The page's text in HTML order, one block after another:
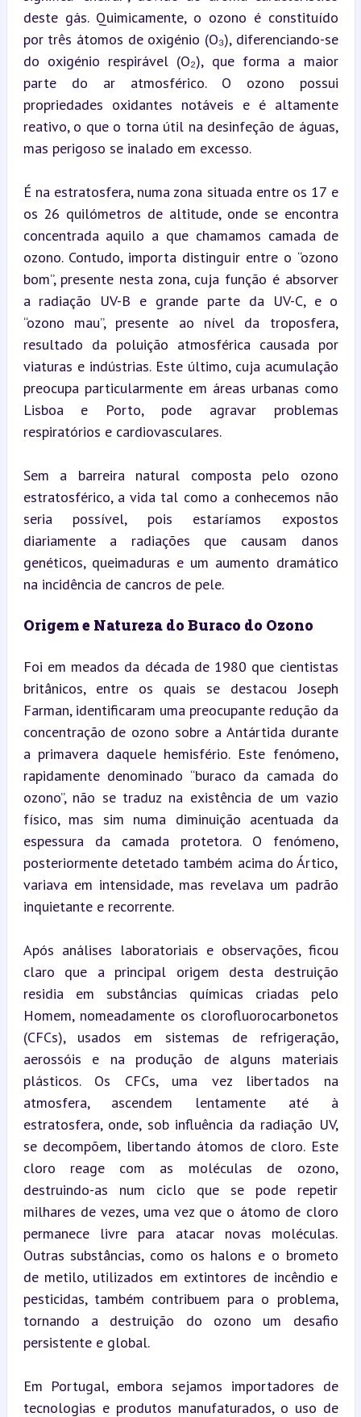
deste gás. Quimicamente, o ozono é constituído
por três átomos de oxigénio (O₃), diferenciando-se
do oxigénio respirável (O₂), que forma a maior
parte do ar atmosférico. O ozono possui
propriedades oxidantes notáveis e é altamente
reativo, o que o torna útil na desinfeção de águas,
mas perigoso se inalado em excesso.
É na estratosfera, numa zona situada entre os 17 e
os 26 quilómetros de altitude, onde se encontra
concentrada aquilo a que chamamos camada de
ozono. Contudo, importa distinguir entre o “ozono
bom”, presente nesta zona, cuja função é absorver
a radiação UV-B e grande parte da UV-C, e o
“ozono mau”, presente ao nível da troposfera,
resultado da poluição atmosférica causada por
viaturas e indústrias. Este último, cuja acumulação
preocupa particularmente em áreas urbanas como
Lisboa e Porto, pode agravar problemas
respiratórios e cardiovasculares.
Sem a barreira natural composta pelo ozono
estratosférico, a vida tal como a conhecemos não
seria possível, pois estaríamos expostos
diariamente a radiações que causam danos
genéticos, queimaduras e um aumento dramático
na incidência de cancros de pele.
Origem e Natureza do Buraco do Ozono
Foi em meados da década de 1980 que cientistas
britânicos, entre os quais se destacou Joseph
Farman, identificaram uma preocupante redução da
concentração de ozono sobre a Antártida durante
a primavera daquele hemisfério. Este fenómeno,
rapidamente denominado “buraco da camada do
ozono”, não se traduz na existência de um vazio
físico, mas sim numa diminuição acentuada da
espessura da camada protetora. O fenómeno,
posteriormente detetado também acima do Ártico,
variava em intensidade, mas revelava um padrão
inquietante e recorrente.
Após análises laboratoriais e observações, ficou
claro que a principal origem desta destruição
residia em substâncias químicas criadas pelo
Homem, nomeadamente os clorofluorocarbonetos
(CFCs), usados em sistemas de refrigeração,
aerossóis e na produção de alguns materiais
plásticos. Os CFCs, uma vez libertados na
atmosfera, ascendem lentamente até à
estratosfera, onde, sob influência da radiação UV,
se decompõem, libertando átomos de cloro. Este
cloro reage com as moléculas de ozono,
destruindo-as num ciclo que se pode repetir
milhares de vezes, uma vez que o átomo de cloro
permanece livre para atacar novas moléculas.
Outras substâncias, como os halons e o brometo
de metilo, utilizados em extintores de incêndio e
pesticidas, também contribuem para o problema,
tornando a destruição do ozono um desafio
persistente e global.
Em Portugal, embora sejamos importadores de
tecnologias e produtos manufaturados, o uso de